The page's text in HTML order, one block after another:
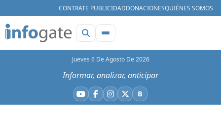
CONTRATE PUBLICIDADDONACIONESQUIÉNES SOMOS
Jueves 6 De Agosto De 2026
Informar, analizar, anticipar
YouTube
Facebook
Instagram
X BBluesky